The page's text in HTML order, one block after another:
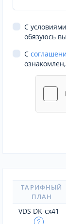
С условиями
обязуюсь
С
ТАРИФНЫЙ
ПЛАН
VDS DK-cx41